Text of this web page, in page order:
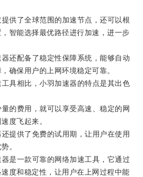
了全球范围的加速节点，还可以根
智能选择最优路径进行加速，进一步
配备了稳定性保障系统，能够自动
确保用户的上网环境稳定可靠。
相比，小羽加速器的特点是其出色
费用，就可以享受高速、稳定的网
度飞起来。
供了免费的试用期，让用户在使用
。
一款可靠的网络加速工具，它通过
度和稳定性，让用户在上网过程中能